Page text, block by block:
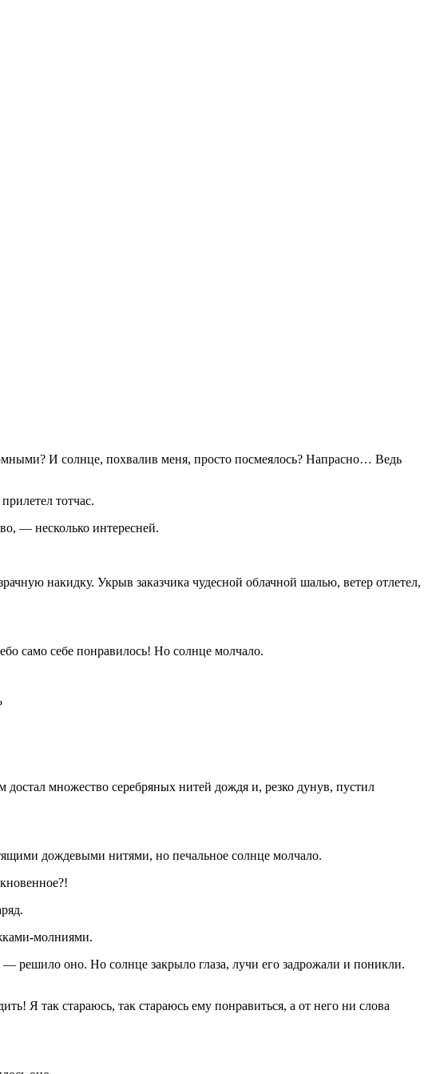
И солнце, похвалив меня, просто посмеялось? Напрасно… Ведь
тотчас.
— несколько интересней.
нaкидку. Укрыв заказчика чудесной облачной шалью, ветер отлетел,
само себе понравилось! Но солнце молчало.
множество серебряных нитей дождя и, резко дунув, пустил
дождевыми нитями, но печальное солнце молчало.
молниями.
решило оно. Но солнце закрыло глаза, лучи его задрожали и поникли.
Я так стараюсь, так стараюсь ему понравиться, а от него ни слова